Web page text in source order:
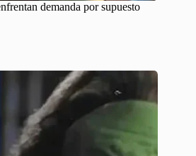
demanda por supuesto